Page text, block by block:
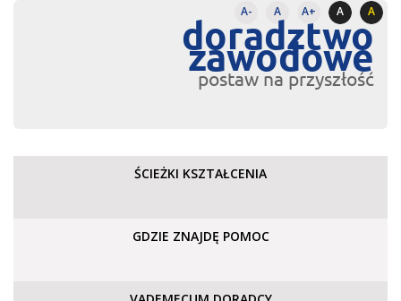
A- A A+ A A
doradztwo
zawodowe
postaw na przyszłość
ŚCIEŻKI KSZTAŁCENIA
GDZIE ZNAJDĘ POMOC